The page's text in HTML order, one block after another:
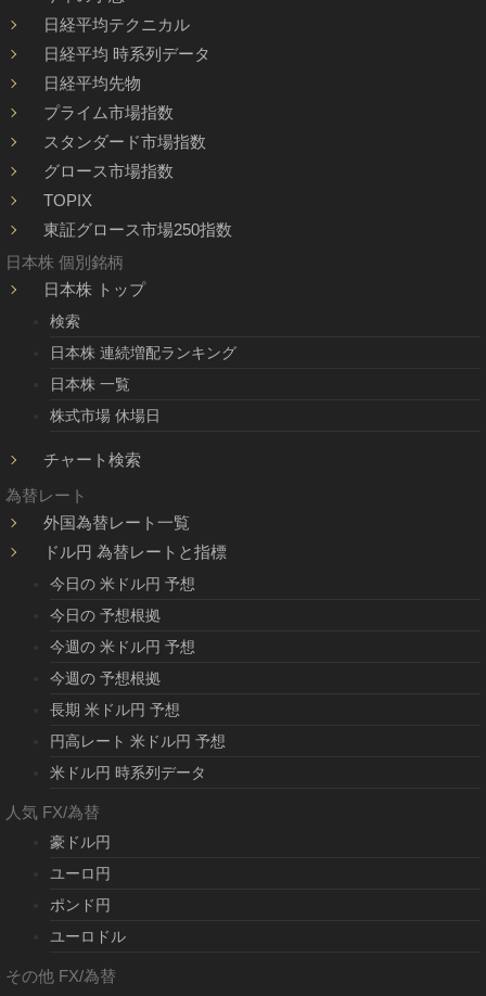
日経平均テクニカル
日経平均 時系列データ
日経平均先物
プライム市場指数
スタンダード市場指数
グロース市場指数
TOPIX
東証グロース市場250指数
日本株 個別銘柄
日本株 トップ
検索
日本株 連続増配ランキング
日本株 一覧
株式市場 休場日
チャート検索
為替レート
外国為替レート一覧
ドル円 為替レートと指標
今日の 米ドル円 予想
今日の 予想根拠
今週の 米ドル円 予想
今週の 予想根拠
長期 米ドル円 予想
円高レート 米ドル円 予想
米ドル円 時系列データ
人気 FX/為替
豪ドル円
ユーロ円
ポンド円
ユーロドル
その他 FX/為替